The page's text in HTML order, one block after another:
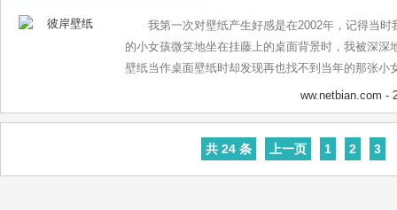
我第一次对壁纸产生好感是在2002年，记得当
的小女孩微笑地坐在挂藤上的桌面背景时，我被深深
壁纸当作桌面壁纸时却发现再也找不到当年的那张小
历成了我坚持做壁纸站的动力。 您好，亲爱的游客
致的壁纸，您可以选择它来装饰您的电脑桌面。我们
所需要的壁纸，为您的桌面来一场美丽的化装吧。
选到最新好看的壁纸，如果您喜欢彼岸桌面，请分享
ww.netbian.com -
共 24 条 上一页 1 2 3